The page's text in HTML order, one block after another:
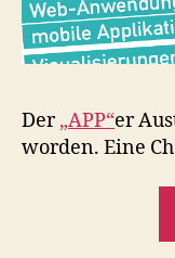
Der„APP“er
worden. Eine